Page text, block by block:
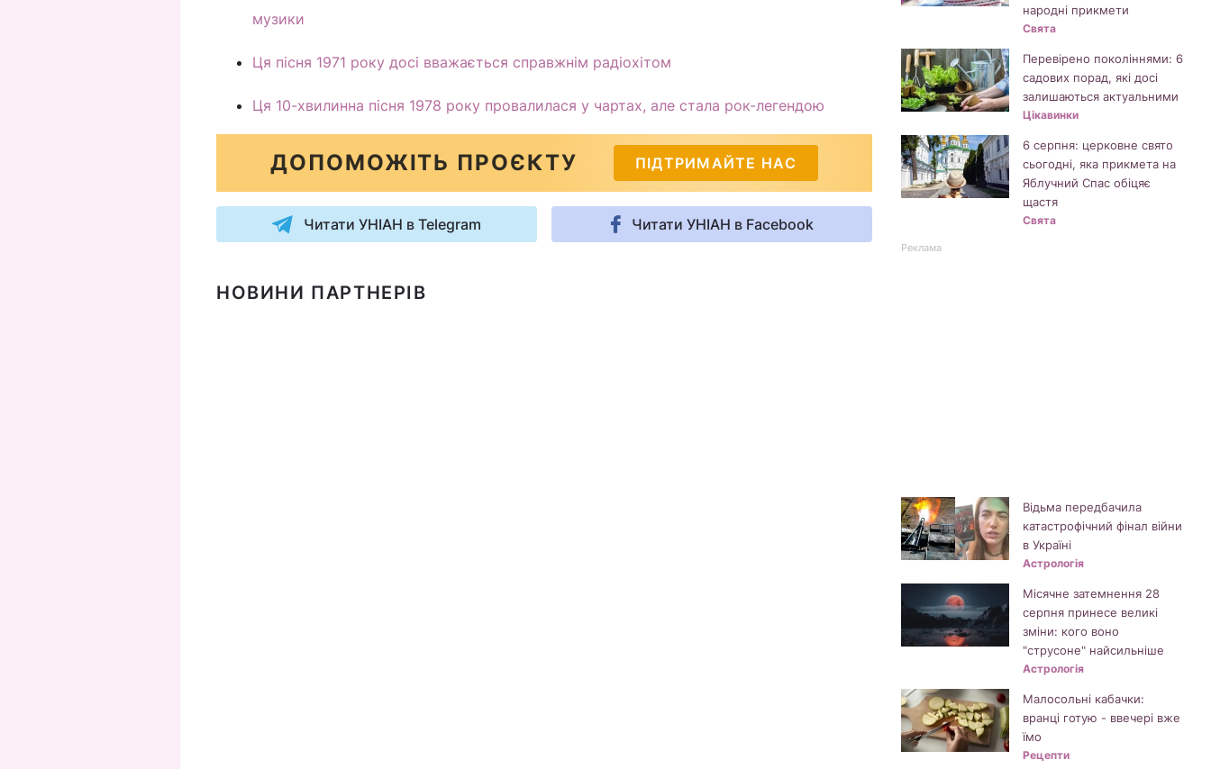
музики
Ця пісня 1971 року досі вважається справжнім радіохітом
Ця 10-хвилинна пісня 1978 року провалилася у чартах, але стала рок-легендою
ДОПОМОЖІТЬ ПРОЄКТУ ПІДТРИМАЙТЕ НАС
Читати УНІАН в Telegram Читати УНІАН в Facebook
НОВИНИ ПАРТНЕРІВ
народні прикмети
Свята
Перевірено поколіннями: 6
садових порад, які досі
залишаються актуальними
Цікавинки
6 серпня: церковне свято
сьогодні, яка прикмета на
Яблучний Спас обіцяє
щастя
Свята
Реклама
Відьма передбачила
катастрофічний фінал війни
в Україні
Астрологія
Місячне затемнення 28
серпня принесе великі
зміни: кого воно
"струсоне" найсильніше
Астрологія
Малосольні кабачки:
вранці готую - ввечері вже
їмо
Рецепти